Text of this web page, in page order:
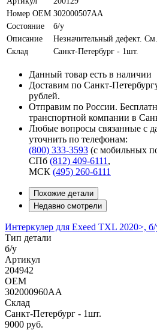
Номер OEM 302000507AA
Состояние
б/у
Описание
Незначительный дефект.
Склад
Санкт-Петербург - 1шт.
Данный товар есть в наличии
Доставим по Санкт-
рублей.
Отправим по России.
транспортной компании в
Любые вопросы связанные с
уточнить по телефонам:
(800) 333-3593 (с мобильных
СПб (812) 409-6111 ,
МСК (495) 260-6111
Похожие детали
Недавно смотрели
Интеркулер для Exeed TXL 2020>,
Тип детали
б/у
Артикул
204942
OEM
302000960AA
Склад
Санкт-Петербург - 1шт.
9000 руб.